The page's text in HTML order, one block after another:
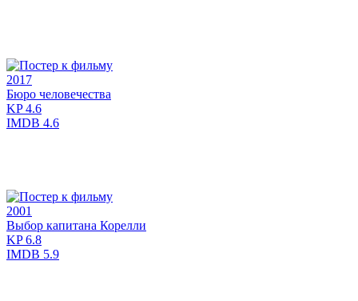
2017
Бюро человечества
KP4.6
IMDB 4.6
2001
Выбор капитана Корелли
KP6.8
IMDB 5.9